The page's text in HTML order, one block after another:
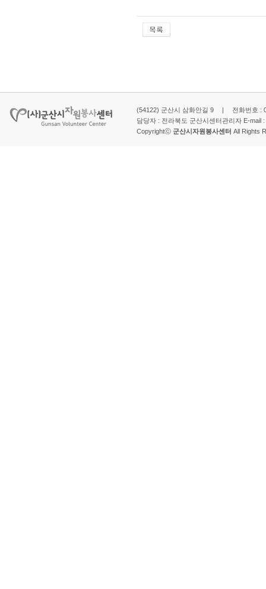
(54122) 군산시 삼화안길 9 | 전화번호 :
담당자 : 전라북도 군산시센터관리자 E-mail :
Copyrightⓒ 군산시자원봉사센터 All Rights